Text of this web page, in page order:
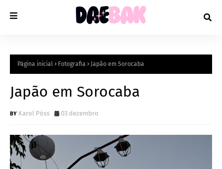
Página inicial Fotografia Japão em Sorocaba
Japão em Sorocaba
Karol Póss 03 dezembro